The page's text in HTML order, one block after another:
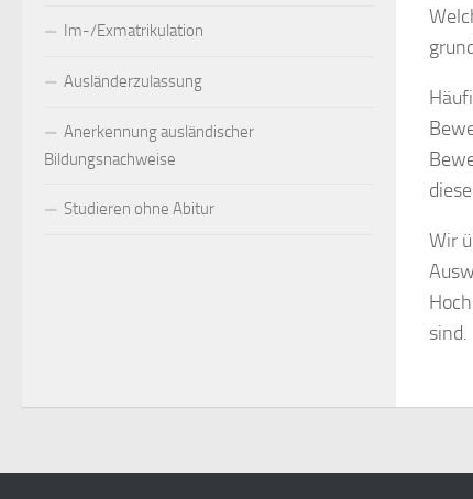
Wir
sind.
Im-/Exmatrikulation
Ausländerzulassung
Anerkennung ausländischer
Bildungsnachweise
Studieren ohne Abitur